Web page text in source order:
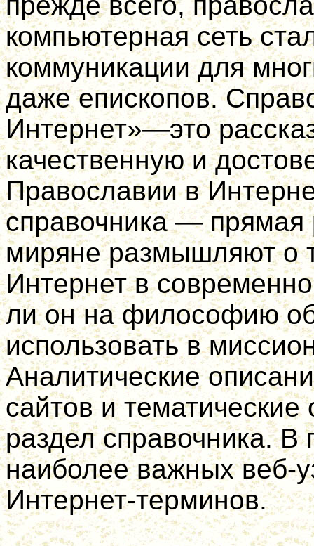
компьютерная сеть
коммуникации для
даже епископов.
Интернет»—это
качественную и
Православии в
спра­вочника —
миряне размышляют о
Интернет в
ли он на философию
использовать в
Аналитические
сайтов и
раз­дел справочника.
наиболее важных веб-
Интернет-терминов.